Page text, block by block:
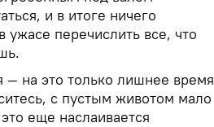
и в итоге ничего
перечислить все, что
— на это только лишнее время
с пустым животом мало
еще наслаивается